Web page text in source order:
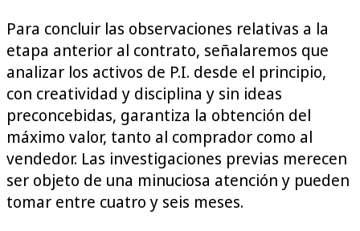
Para concluir las observaciones relativas a la
etapa anterior al contrato, señalaremos que
analizar los activos de P.I. desde el principio,
con creatividad y disciplina y sin ideas
preconcebidas, garantiza la obtención del
máximo valor, tanto al comprador como al
vendedor. Las investigaciones previas merecen
ser objeto de una minuciosa atención y pueden
tomar entre cuatro y seis meses.